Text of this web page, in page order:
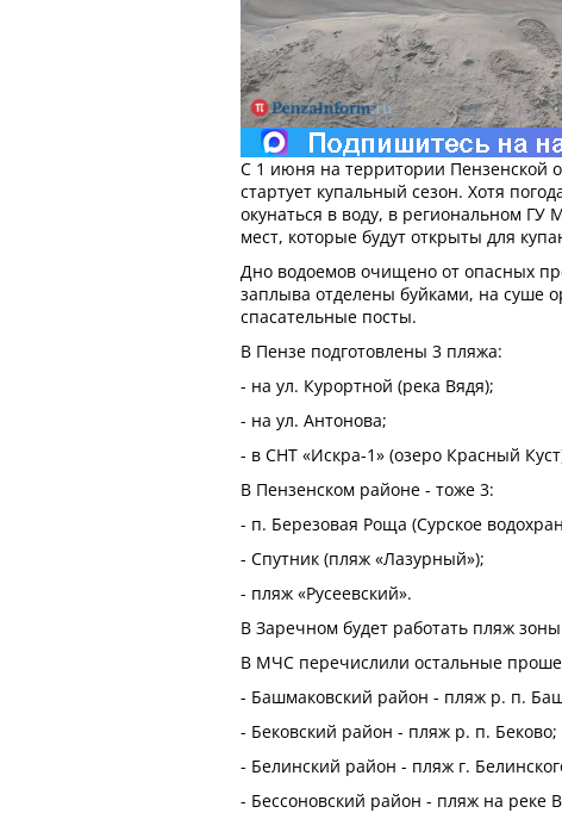
С 1 июня на территории Пензенской
стартует купальный сезон. Хотя
окунаться в воду, в региональном ГУ
мест, которые будут открыты для
Дно водоемов очищено от опасных
заплыва отделены буйками, на суше
спасательные посты.
В Пензе подготовлены 3 пляжа:
- на ул. Курортной (река Вядя);
- на ул. Антонова;
- в СНТ «Искра-1» (озеро Красный
В Пензенском районе - тоже 3:
- п. Березовая Роща (Сурское
- Спутник (пляж «Лазурный»);
- пляж «Русеевский».
В Заречном будет работать пляж
В МЧС перечислили остальные
- Башмаковский район - пляж р. п.
- Бековский район - пляж р. п. Беково;
- Белинский район - пляж г.
- Бессоновский район - пляж на реке